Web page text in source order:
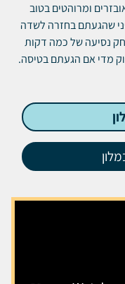
ומרוהטים בטוב
שהגעתם בחזרה לשדה
נסיעה של כמה דקות
מדי אם הגעתם בטיסה.